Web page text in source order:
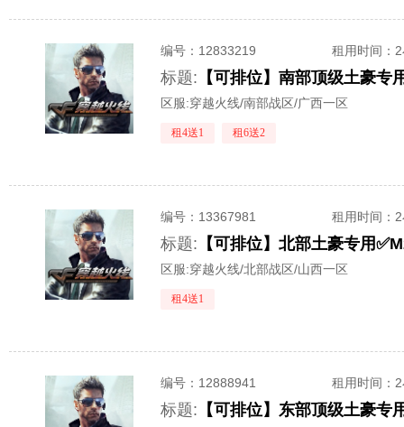
编号： 12833219 租用时间 ：
标题:
区服:穿越火线/南部战区/广西一区
租4送1 租6送2
编号： 13367981 租用时间 ：
标题:
区服:穿越火线/北部战区/山西一区
租4送1
编号： 12888941 租用时间 ：
标题: